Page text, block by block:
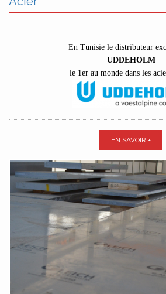
En Tunisie le distributeur
UDDEHOLM
le 1er au monde dans les
EN SAVOIR +